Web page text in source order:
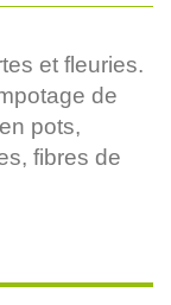
et fleuries.
de
pots,
fibres de